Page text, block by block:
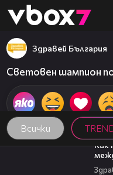
👾
Всички
Здравей България
Световен шампион по
03:09
Как